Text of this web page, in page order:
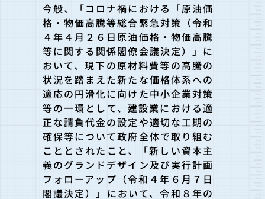
今般、「コロナ禍における「原油価
格・物価高騰等総合緊急対策（令和
４年４月２６日原油価格・物価高騰
等に関する関係閣僚会議決定）」に
おいて、現下の原材料費等の高騰の
状況を踏まえた新たな価格体系への
適応の円滑化に向けた中小企業対策
等の一環として、建設業における適
正な請負代金の設定や適切な工期の
確保等について政府全体で取り組む
こととされたこと、「新しい資本主
義のグランドデザイン及び実行計画
フォローアップ（令和４年６月７日
閣議決定）」において、令和８年の